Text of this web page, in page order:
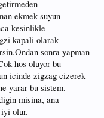
ekmek suyun
kesinlikle
kapali olarak
sonra yapman
hos oluyor bu
icinde zigzag cizerek
yarar bu sistem.
misina, ana
iyi olur.